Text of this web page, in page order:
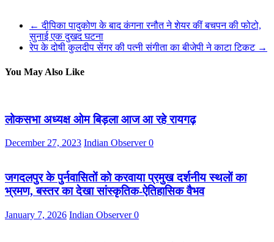
← दीपिका पादुकोण के बाद कंगना रनौत ने शेयर कीं बचपन की फोटो,
सुनाई एक दुखद घटना
रेप के दोषी कुलदीप सेंगर की पत्नी संगीता का बीजेपी ने काटा टिकट →
You May Also Like
लोकसभा अध्यक्ष ओम बिड़ला आज आ रहे रायगढ़
December 27, 2023 Indian Observer0
जगदलपुर के पुर्नवासितों को करवाया प्रमुख दर्शनीय स्थलों का
भ्रमण, बस्तर का देखा सांस्कृतिक-ऐतिहासिक वैभव
January 7, 2026 Indian Observer0